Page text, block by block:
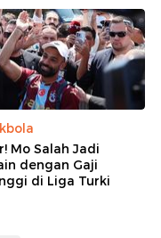
Mo Salah Jadi
dengan Gaji
di Liga Turki